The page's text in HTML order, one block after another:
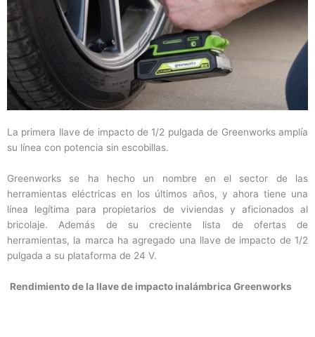
La primera llave de impacto de 1/2 pulgada de Greenworks amplía
su línea con potencia sin escobillas.
Greenworks se ha hecho un nombre en el sector de las
herramientas eléctricas en los últimos años, y ahora tiene una
línea legítima para propietarios de viviendas y aficionados al
bricolaje. Además de su creciente lista de ofertas de
herramientas, la marca ha agregado una llave de impacto de 1/2
pulgada a su plataforma de 24 V.
Rendimiento de la llave de impacto inalámbrica Greenworks